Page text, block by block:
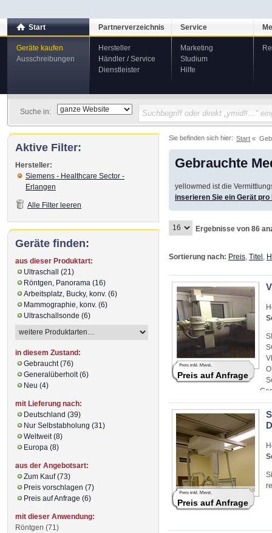
Start
Geräte kaufen
Ausschreibungen
Partnerverzeichnis
Hersteller
Händler / Service
Dienstleister
Service
Marketing
Studium
Hilfe
Suche in:
Sie befinden sich hier: Start
Gebrauchte
yellowmed ist die
inserieren Sie ein Gerät
Ergebnisse von 86
Sortierung nach: Preis Titel
Preis auf Anfrage
Preis auf Anfrage
Aktive Filter:
Hersteller:
Siemens - Healthcare Sector -
Erlangen
Alle Filter leeren
Geräte finden:
aus dieser Produktart:
Ultraschall (21)
Röntgen, Panorama (16)
Arbeitsplatz, Bucky, konv. (6)
Mammographie, konv. (6)
Ultraschallsonde (6)
in diesem Zustand:
Gebraucht (76)
Generalüberholt (6)
Neu (4)
mit Lieferung nach:
Deutschland (39)
Nur Selbstabholung (31)
Weltweit (8)
Europa (8)
aus der Angebotsart:
Zum Kauf (73)
Preis vorschlagen (7)
Preis auf Anfrage (6)
mit dieser Anwendung:
Röntgen (71)